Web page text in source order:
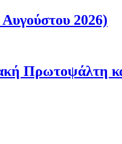
2026)
Πρωτοψάλτη